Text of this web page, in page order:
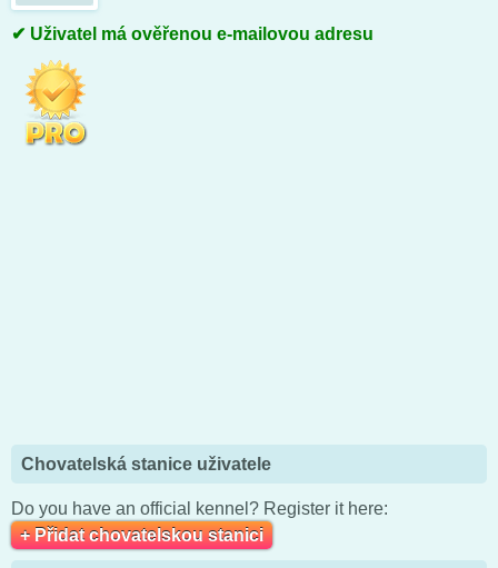
Uživatel má ověřenou e-mailovou adresu
Chovatelská stanice uživatele
Do you have an official kennel? Register it here:
+ Přidat chovatelskou stanici